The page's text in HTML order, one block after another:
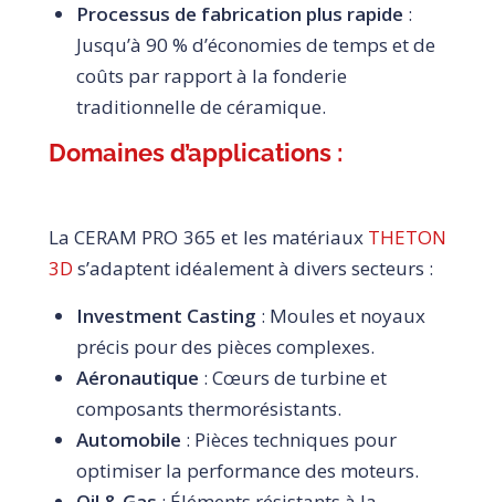
Processus de fabrication plus rapide :
Jusqu’à 90 % d’économies de temps et de
coûts par rapport à la fonderie
traditionnelle de céramique.
Domaines d’applications :
La CERAM PRO 365 et les matériaux THETON
3D s’adaptent idéalement à divers secteurs :
Investment Casting : Moules et noyaux
précis pour des pièces complexes.
Aéronautique : Cœurs de turbine et
composants thermorésistants.
Automobile : Pièces techniques pour
optimiser la performance des moteurs.